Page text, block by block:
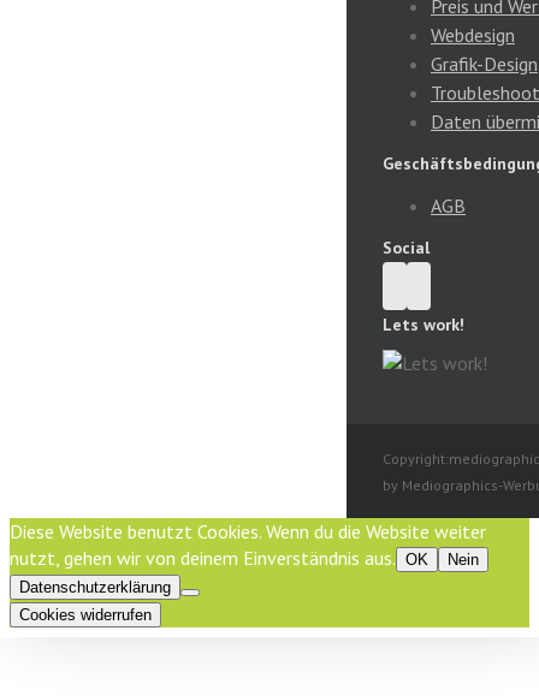
Preis und
Webdesign
Grafik-Design
Daten
AGB
Social
Lets work!
by Mediographics-
Diese Website benutzt Cookies. Wenn du die Website weiter
nutzt, gehen wir von deinem Einverständnis aus. OK
Nein
Datenschutzerklärung
Cookies widerrufen